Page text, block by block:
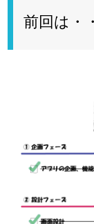
前回は・・